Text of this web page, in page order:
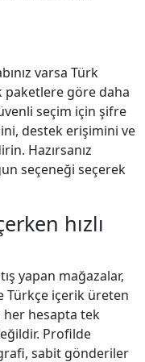
varsa Türk
paketlere göre daha
seçim için şifre
destek erişimini ve
Hazırsanız
seçeneği seçerek
hızlı
yapan mağazalar,
Türkçe içerik üreten
her hesapta tek
Profilde
sabit gönderiler